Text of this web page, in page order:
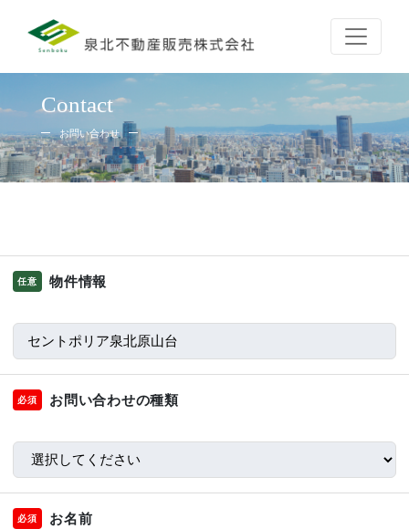
Contact
お問い合わせ
任意 物件情報
必須 お問い合わせの種類
必須 お名前